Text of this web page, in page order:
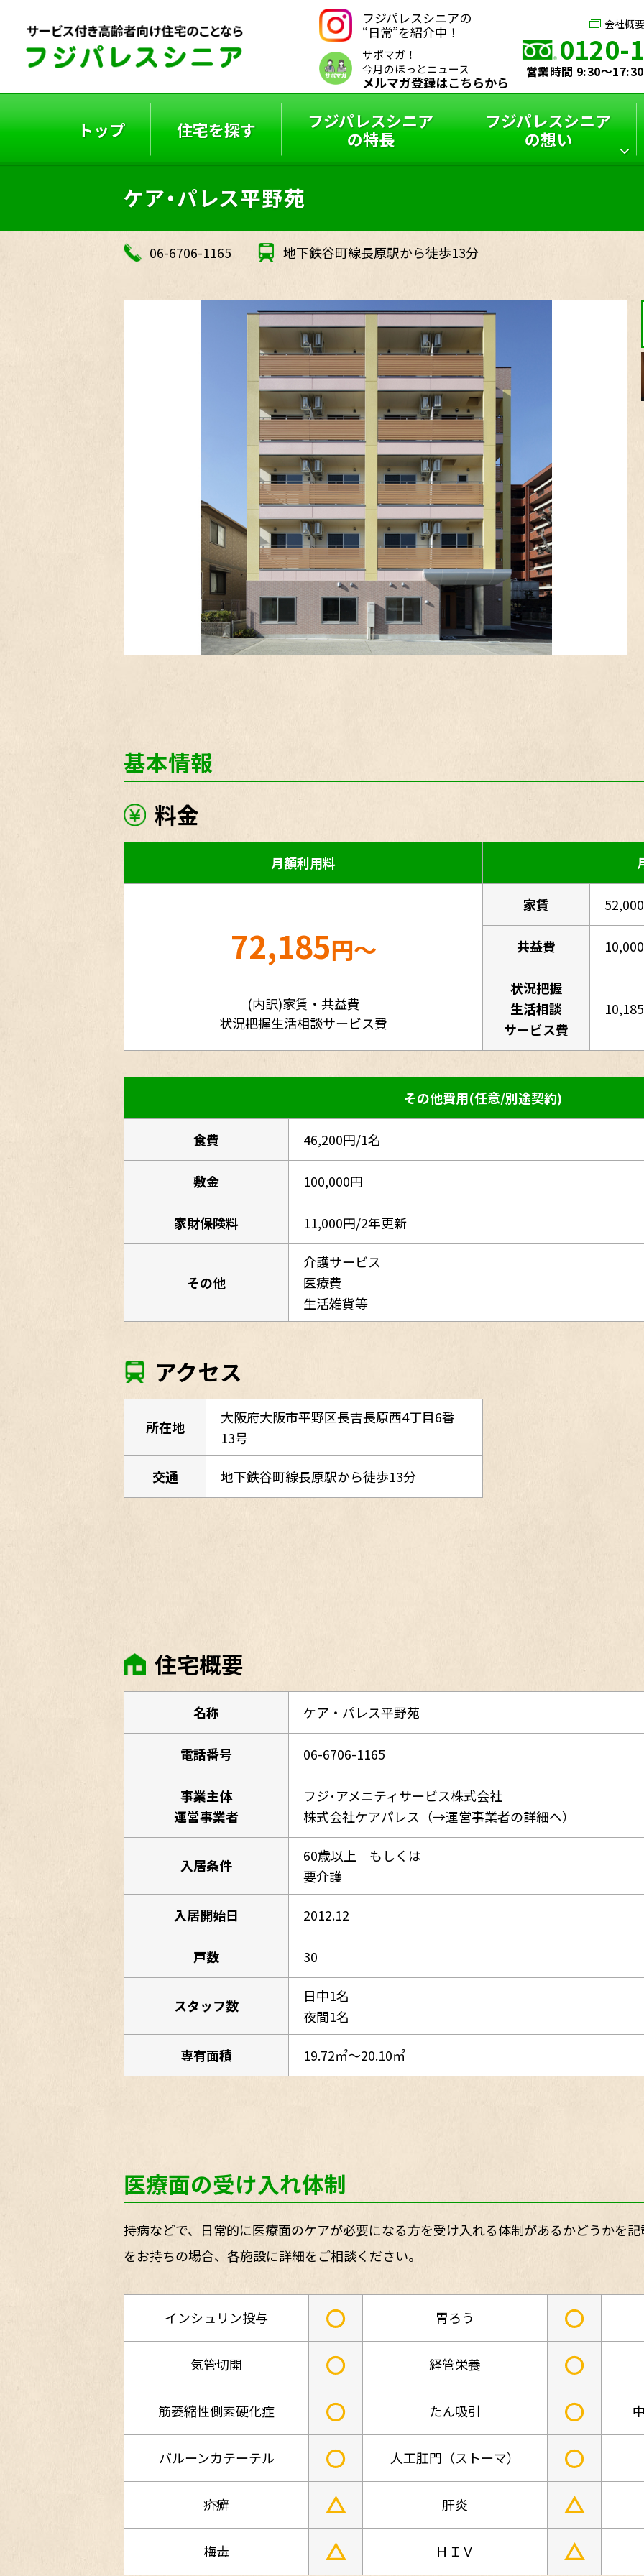
フジパレスシニアの
“日常”を紹介中！
サポマガ！
今月のほっとニュース
メルマガ登録はこちらから
会社概要
0120-
営業時間 9:30～17:30
トップ 住宅を探す
フジパレスシニア
の特長
フジパレスシニア
の想い
サポーターズブログ
特選コラム
は？
ケア・パレス平野苑
06-6706-1165 地下鉄谷町線長原駅から徒歩13分
基本情報
料金
月額利用料
72,185円～
(内訳)家賃・共益費
状況把握生活相談サービス費
家賃
共益費
状況把握
生活相談
サービス費
その他費用(任意/別途契約)
食費 46,200円/1名
敷金 100,000円
家財保険料 11,000円/2年更新
その他
介護サービス
医療費
生活雑貨等
アクセス
所在地
大阪府大阪市平野区長吉長原西4丁目6番
13号
交通 地下鉄谷町線長原駅から徒歩13分
住宅概要
名称 ケア・パレス平野苑
電話番号 06-6706-1165
事業主体
運営事業者
フジ･アメニティサービス株式会社
株式会社ケアパレス（→運営事業者の詳細へ）
入居条件
60歳以上 もしくは
要介護
入居開始日 2012.12
戸数 30
スタッフ数
日中1名
夜間1名
専有面積 19.72㎡～20.10㎡
医療面の受け入れ体制
持病などで、日常的に医療面のケアが必要になる方を受け入れる体制があるかどうかを
をお持ちの場合、各施設に詳細をご相談ください。
インシュリン投与 ○ 胃ろう ○
気管切開 ○ 経管栄養 ○
筋萎縮性側索硬化症 ○ たん吸引 ○
バルーンカテーテル ○ 人工肛門（ストーマ） ○
疥癬 △ 肝炎 △
梅毒 △ ＨＩＶ △